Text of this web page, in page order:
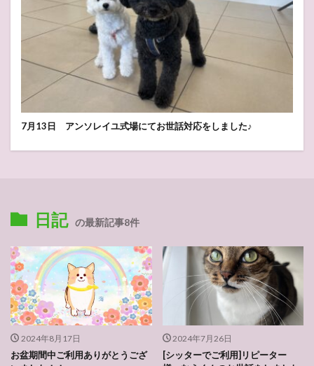
7月13日 アンソレイユ式場にてお世話対応をしました♪
日記 の最新記事8件
2024年8月17日
お盆期間中ご利用ありがとうござ
2024年7月26日
[シッターでご利用]リピーター